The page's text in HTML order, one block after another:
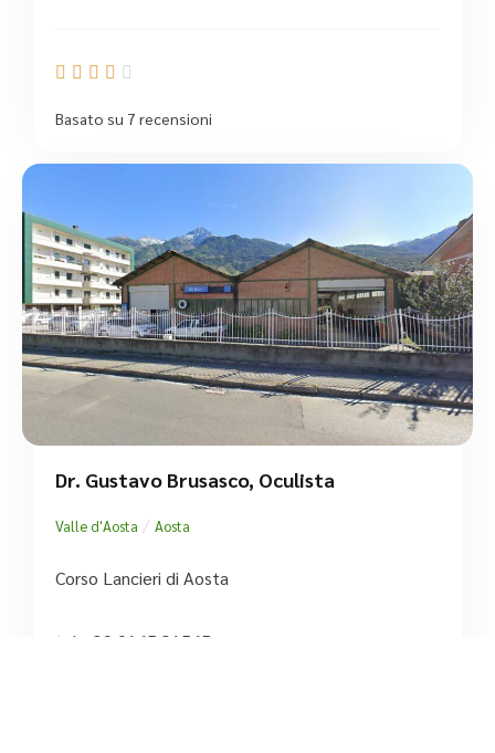
    
Basato su 7 recensioni
Dr. Gustavo Brusasco, Oculista
Valle d'Aosta / Aosta
Corso Lancieri di Aosta
tel:+39 0165 31565